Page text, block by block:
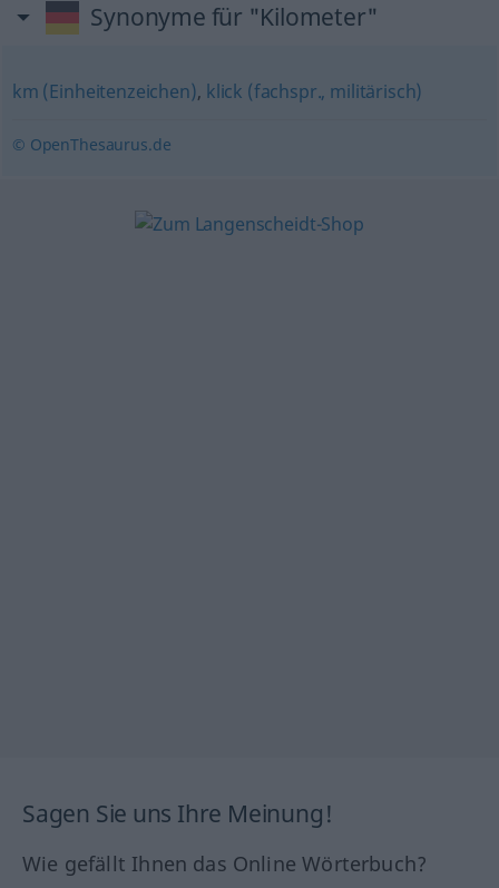
Synonyme für "Kilometer"
km (Einheitenzeichen), klick (fachspr., militärisch)
© OpenThesaurus.de
Sagen Sie uns Ihre Meinung!
Wie gefällt Ihnen das Online Wörterbuch?